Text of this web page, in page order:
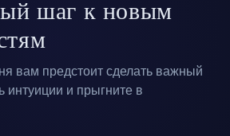
шаг к новым
вам предстоит сделать важный
интуиции и прыгните в